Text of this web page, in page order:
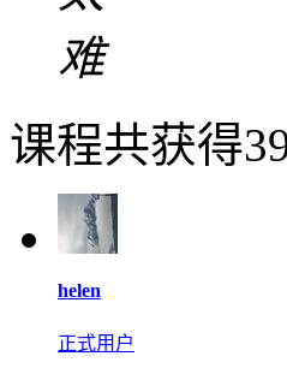
难
课程共获得
helen
正式用户